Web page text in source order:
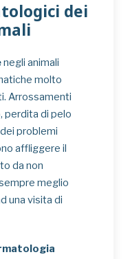
dei
negli animali
molto
Arrossamenti
perdita di pelo
problemi
affliggere il
da non
meglio
una visita di